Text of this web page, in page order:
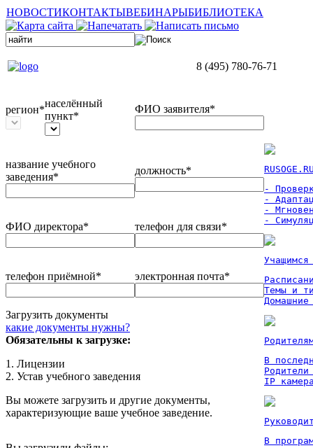
НОВОСТИКОНТАКТЫВЕБИНАРЫБИБЛИОТЕКА
8 (495) 780-76-71
регион*
населённый
пункт*
ФИО заявителя*
название учебного
заведения*
должность*
ФИО директора* телефон для связи*
телефон приёмной* электронная почта*
Загрузить документы
какие документы нужны?
Обязательны к загрузке:
1. Лицензии
2. Устав учебного заведения
Вы можете загрузить и другие документы,
характеризующие ваше учебное заведение.
-
-
-
-
Темы и
Домашние
В
IP
В